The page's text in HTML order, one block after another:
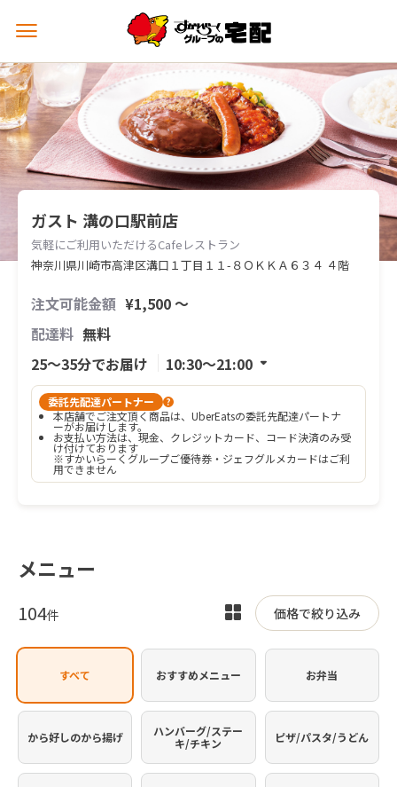
メ
ュ
ー
を
開
く
ガスト 溝の口駅前店
気軽にご利用いただけるCafeレストラン
神奈川県川崎市高津区溝口１丁目１１-８ＯＫＫＡ６３４ ４階
注文可能金額 ¥1,500 〜
配達料 無料
25〜35分でお届け
10:30〜21:00
委託先配達パートナー ?
本店舗でご注文頂く商品は、UberEatsの委託先配達パートナ
ーがお届けします。
お支払い方法は、現金、クレジットカード、コード決済のみ受
け付けております
※すかいらーくグループご優待券・ジェフグルメカードはご利
用できません
メニュー
104件
表
を
り
替
価格で絞り込み
すべて おすすめメニュー お弁当
から好しのから揚げ
ハンバーグ/ステー
キ/チキン
ピザ/パスタ/うどん